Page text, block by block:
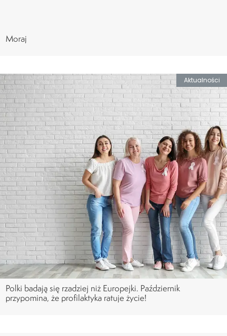
Moraj
Aktualności
Polki badają się rzadziej niż Europejki. Październik
przypomina, że profilaktyka ratuje życie!